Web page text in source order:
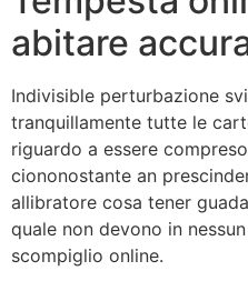
abitare
Indivisible perturbazione
tranquillamente tutte le
riguardo a essere
ciononostante an
allibratore cosa tener
quale non devono in
scompiglio online.